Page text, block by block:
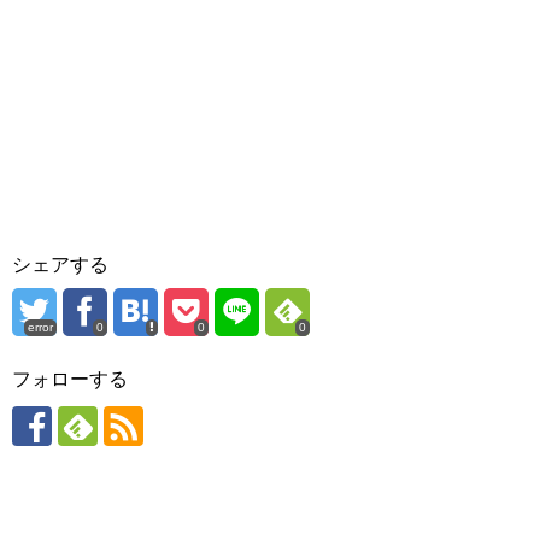
シェアする
error 0 0 0
フォローする